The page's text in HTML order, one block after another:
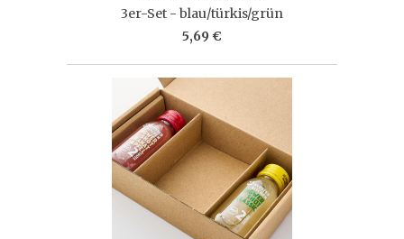
3er-Set - blau/türkis/grün
5,69 €